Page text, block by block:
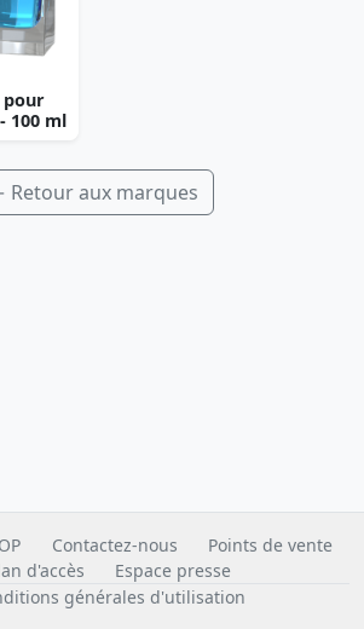
pour
100 ml
Retour aux marques
Contactez-nous
Points de vente
d'accès
Espace presse
générales d'utilisation